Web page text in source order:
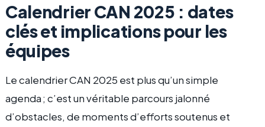
Calendrier CAN 2025 : dates
clés et implications pour les
équipes
Le calendrier CAN 2025 est plus qu’un simple
agenda ; c’est un véritable parcours jalonné
d’obstacles, de moments d’efforts soutenus et